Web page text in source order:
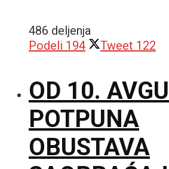
486 deljenja
Podeli 194 Tweet 122
OD 10.
POTPUNA
OBUSTAVA